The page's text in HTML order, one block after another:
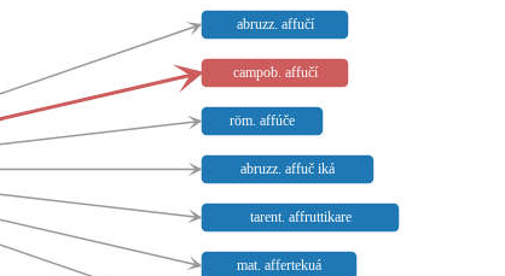
abruzz. affučí
campob. affučí
röm. affúče
abruzz. affuč iká
tarent. affruttikare
mat. affertekuá